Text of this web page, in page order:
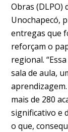
Obras (DLPO)
Unochapecó,
entregas que
reforçam o
regional.
sala de aula,
mais de 280
significativo e
o que,